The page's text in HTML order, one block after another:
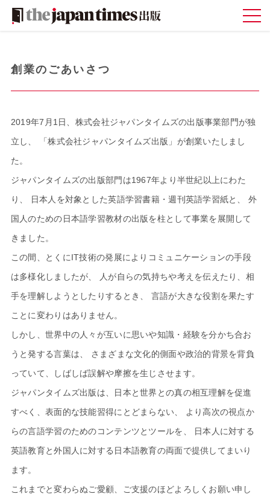
創業のごあいさつ
2019年7月1日、株式会社ジャパンタイムズの出版事業部門が独
立し、
「株式会社ジャパンタイムズ出版」が創業いたしまし
た。
ジャパンタイムズの出版部門は1967年より半世紀以上にわた
り、
日本人を対象とした英語学習書籍・週刊英語学習紙と、
外
国人のための日本語学習教材の出版を柱として事業を展開して
きました。
この間、とくにIT技術の発展によりコミュニケーションの手段
は多様化しましたが、
人が自らの気持ちや考えを伝えたり、相
手を理解しようとしたりするとき、
言語が大きな役割を果たす
ことに変わりはありません。
しかし、世界中の人々が互いに思いや知識・経験を分かち合お
うと発する言葉は、
さまざまな文化的側面や政治的背景を背負
っていて、しばしば誤解や摩擦を生じさせます。
ジャパンタイムズ出版は、日本と世界との真の相互理解を促進
すべく、表面的な技能習得にとどまらない、
より高次の視点か
らの言語学習のためのコンテンツとツールを、
日本人に対する
英語教育と外国人に対する日本語教育の両面で提供してまいり
ます。
これまでと変わらぬご愛顧、ご支援のほどよろしくお願い申し